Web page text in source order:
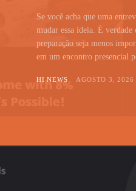
Se você acha que uma
mudar essa ideia. É
preparação seja menos
em um encontro presencial
HI NEWS AGOSTO 3, 2026